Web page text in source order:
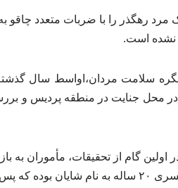
رهگذر را با ضربات متعدد چاقو
نشده است.
محل جنایت در منطقه پردیس و
گام از تحقیقات، مأموران به
و مشخص شد ضارب پسری ۲۰ ساله به